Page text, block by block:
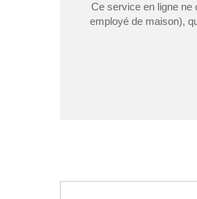
Ce service en ligne
employé de maison),